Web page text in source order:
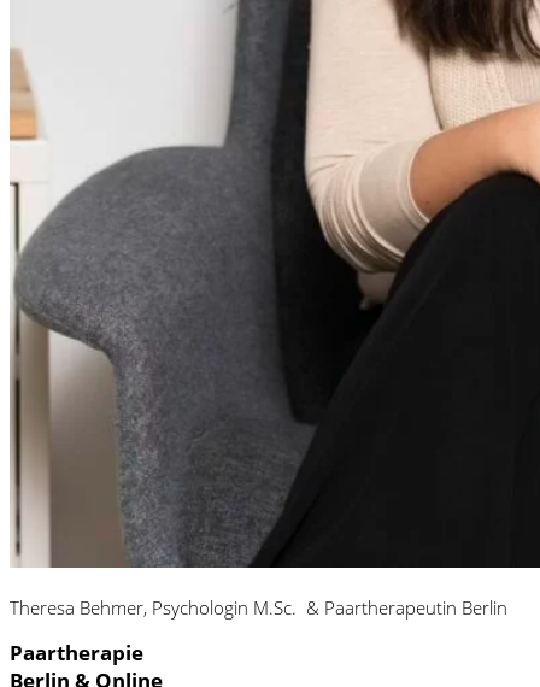
Theresa Behmer, Psychologin M.Sc. & Paartherapeutin Berlin
Paartherapie
Berlin & Online